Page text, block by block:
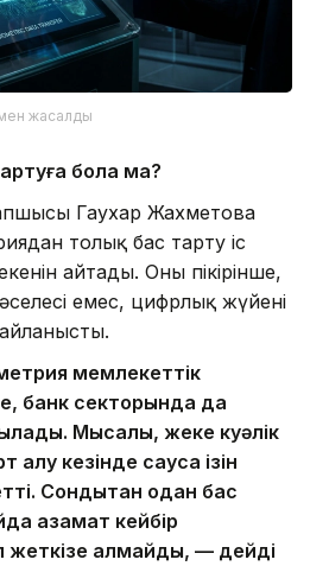
жасалды
бола ма?
Гаухар Жахметова
толық бас тарту іс
айтады. Оның пікірінше,
емес, цифрлық жүйенің
мемлекеттік
банк секторында да
Мысалы, жеке куәлік
кезінде саусақ ізін
Сондықтан одан бас
азамат кейбір
жеткізе алмайды, — дейді